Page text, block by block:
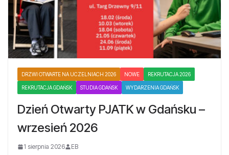
DRZWI OTWARTE NA UCZELNIACH 2026 NOWE REKRUTACJA 2026
REKRUTACJA GDAŃSK STUDIA GDAŃSK WYDARZENIA GDAŃSK
Dzień Otwarty PJATK w Gdańsku –
wrzesień 2026
1 sierpnia 2026 EB